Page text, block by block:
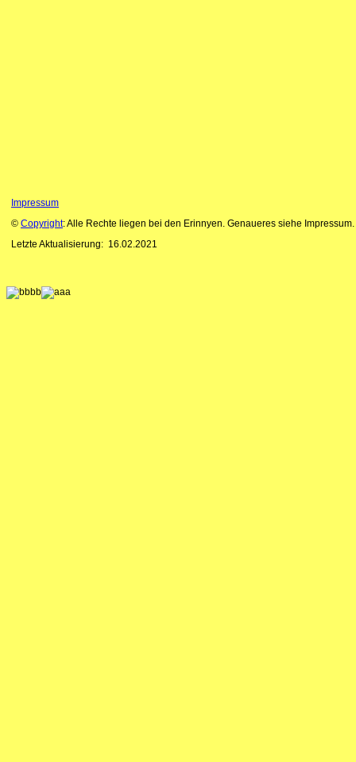
Impressum
© Copyright: Alle Rechte liegen bei den Erinnyen. Genaueres siehe Impressum.
Letzte Aktualisierung: 16.02.2021